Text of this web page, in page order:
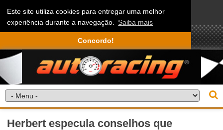
Este site utiliza cookies para entregar uma melhor
experiência durante a navegação. Saiba mais
Concordo!
Herbert especula conselhos que